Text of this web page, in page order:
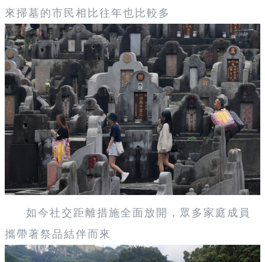
來掃墓的市民相比往年也比較多
如今社交距離措施全面放開，眾多家庭成員
攜帶著祭品結伴而來